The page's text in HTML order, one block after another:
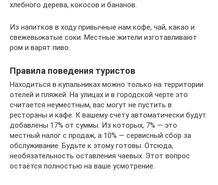
хлебного дерева, кокосов и бананов.
Из напитков в ходу привычные нам кофе, чай, какао и
свежевыжатые соки. Местные жители изготавливают
ром и варят пиво.
Правила поведения туристов
Находиться в купальниках можно только на территории
отелей и пляжей. На улицах и в городской черте это
считается неуместным, вас могут не пустить в
рестораны и кафе. К вашему счету автоматически будут
добавлены 17% от суммы. Из которых, 7% — это
местный налог с продаж, а 10% — сервисный сбор за
обслуживание. Будьте к этому готовы. Отсюда,
необязательность оставления чаевых. Этот вопрос
остаётся полностью на ваше усмотрение.